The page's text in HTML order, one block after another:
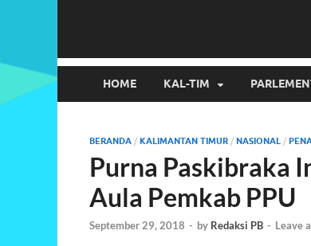
HOME KAL-TIM
BERANDA / KALIMANTAN TIMUR / NASIONAL /
Purna Paskibraka
Aula Pemkab PPU
September 29, 2018 - by Redaksi PB - Leave